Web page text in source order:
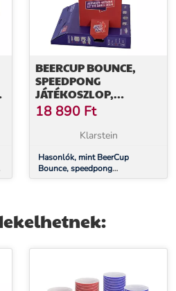
BEERCUP BOUNCE,
SPEEDPONG
JÁTÉKOSZLOP,
KOMPAKT DOBOZ, 6
KÉK ÉS PIROS POHÁR,
MELLÉKELVE 2
18 890 Ft
Klarstein
Hasonlók, mint BeerCup
Bounce, speedpong
játékoszlop, kompakt doboz, 6